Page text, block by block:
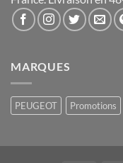
MARQUES
PEUGEOT Promotions